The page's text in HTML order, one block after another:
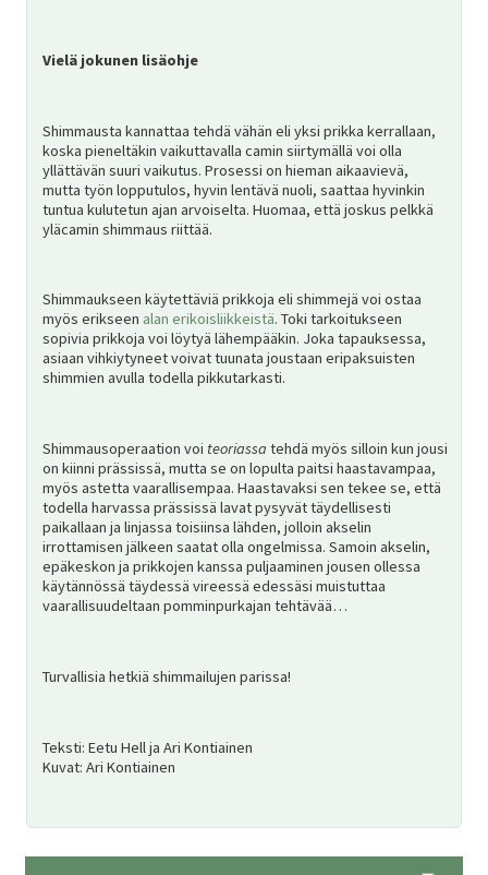
Vielä jokunen lisäohje
Shimmausta kannattaa tehdä vähän eli yksi prikka kerrallaan,
koska pieneltäkin vaikuttavalla camin siirtymällä voi olla
yllättävän suuri vaikutus. Prosessi on hieman aikaavievä,
mutta työn lopputulos, hyvin lentävä nuoli, saattaa hyvinkin
tuntua kulutetun ajan arvoiselta. Huomaa, että joskus pelkkä
yläcamin shimmaus riittää.
Shimmaukseen käytettäviä prikkoja eli shimmejä voi ostaa
myös erikseen alan erikoisliikkeistä. Toki tarkoitukseen
sopivia prikkoja voi löytyä lähempääkin. Joka tapauksessa,
asiaan vihkiytyneet voivat tuunata joustaan eripaksuisten
shimmien avulla todella pikkutarkasti.
Shimmausoperaation voi teoriassatehdä myös silloin kun jousi
on kiinni prässissä, mutta se on lopulta paitsi haastavampaa,
myös astetta vaarallisempaa. Haastavaksi sen tekee se, että
todella harvassa prässissä lavat pysyvät täydellisesti
paikallaan ja linjassa toisiinsa lähden, jolloin akselin
irrottamisen jälkeen saatat olla ongelmissa. Samoin akselin,
epäkeskon ja prikkojen kanssa puljaaminen jousen ollessa
käytännössä täydessä vireessä edessäsi muistuttaa
vaarallisuudeltaan pomminpurkajan tehtävää…
Turvallisia hetkiä shimmailujen parissa!
Teksti: Eetu Hell ja Ari Kontiainen
Kuvat: Ari Kontiainen